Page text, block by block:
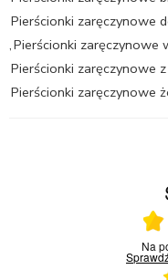
Pierścionki zaręczynowe
,Pierścionki zaręczynowe
Pierścionki zaręczynowe
Pierścionki zaręczynowe
Na